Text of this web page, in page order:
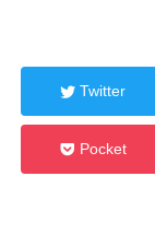
Twitter
Pocket